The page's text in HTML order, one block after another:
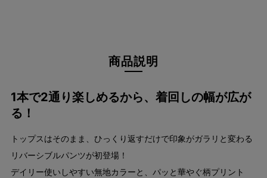
商品説明
1本で2通り楽しめるから、着回しの幅が広が
る！
トップスはそのまま、ひっくり返すだけで印象がガラリと変わる
リバーシブルパンツが初登場！
デイリー使いしやすい無地カラーと、パッと華やぐ柄プリント